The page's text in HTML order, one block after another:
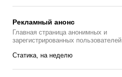
Рекламный анонс
Главная страница анонимных и
зарегистрированных пользователей
Статика, на неделю